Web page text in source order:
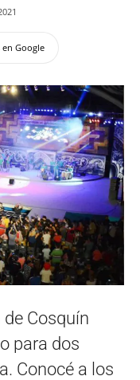
en Google
Cosquín
para dos
Conocé a los